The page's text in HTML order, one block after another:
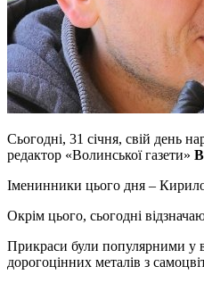
Сьогодні, 31 січня, свій день
редактор «Волинської газети»
Іменинники цього дня –
Окрім цього, сьогодні
Прикраси були популярними у
дорогоцінних металів з